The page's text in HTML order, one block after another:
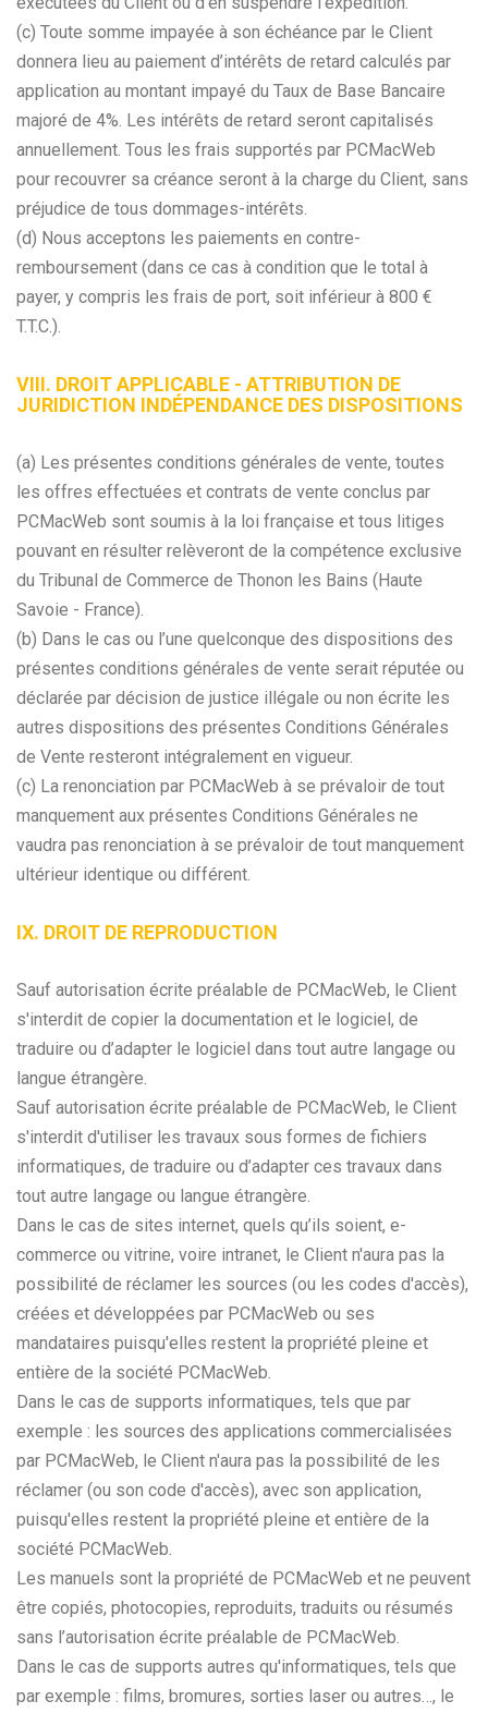
(c) Toute somme impayée à son échéance par le Client
donnera lieu au paiement d’intérêts de retard calculés par
application au montant impayé du Taux de Base Bancaire
majoré de 4%. Les intérêts de retard seront capitalisés
annuellement. Tous les frais supportés par PCMacWeb
pour recouvrer sa créance seront à la charge du Client, sans
préjudice de tous dommages-intérêts.
(d) Nous acceptons les paiements en contre-
remboursement (dans ce cas à condition que le total à
payer, y compris les frais de port, soit inférieur à 800 €
T.T.C.).
VIII. DROIT APPLICABLE - ATTRIBUTION DE
JURIDICTION INDÉPENDANCE DES DISPOSITIONS
(a) Les présentes conditions générales de vente, toutes
les offres effectuées et contrats de vente conclus par
PCMacWeb sont soumis à la loi française et tous litiges
pouvant en résulter relèveront de la compétence exclusive
du Tribunal de Commerce de Thonon les Bains (Haute
Savoie - France).
(b) Dans le cas ou l’une quelconque des dispositions des
présentes conditions générales de vente serait réputée ou
déclarée par décision de justice illégale ou non écrite les
autres dispositions des présentes Conditions Générales
de Vente resteront intégralement en vigueur.
(c) La renonciation par PCMacWeb à se prévaloir de tout
manquement aux présentes Conditions Générales ne
vaudra pas renonciation à se prévaloir de tout manquement
ultérieur identique ou différent.
IX. DROIT DE REPRODUCTION
Sauf autorisation écrite préalable de PCMacWeb, le Client
s'interdit de copier la documentation et le logiciel, de
traduire ou d’adapter le logiciel dans tout autre langage ou
langue étrangère.
Sauf autorisation écrite préalable de PCMacWeb, le Client
s'interdit d'utiliser les travaux sous formes de fichiers
informatiques, de traduire ou d’adapter ces travaux dans
tout autre langage ou langue étrangère.
Dans le cas de sites internet, quels qu’ils soient, e-
commerce ou vitrine, voire intranet, le Client n'aura pas la
possibilité de réclamer les sources (ou les codes d'accès),
créées et développées par PCMacWeb ou ses
mandataires puisqu'elles restent la propriété pleine et
entière de la société PCMacWeb.
Dans le cas de supports informatiques, tels que par
exemple : les sources des applications commercialisées
par PCMacWeb, le Client n'aura pas la possibilité de les
réclamer (ou son code d'accès), avec son application,
puisqu'elles restent la propriété pleine et entière de la
société PCMacWeb.
Les manuels sont la propriété de PCMacWeb et ne peuvent
être copiés, photocopies, reproduits, traduits ou résumés
sans l’autorisation écrite préalable de PCMacWeb.
Dans le cas de supports autres qu'informatiques, tels que
par exemple : films, bromures, sorties laser ou autres…, le